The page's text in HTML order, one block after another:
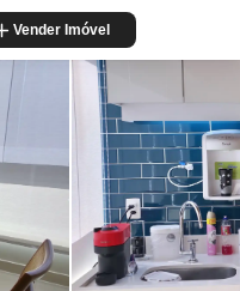
Vender Imóvel